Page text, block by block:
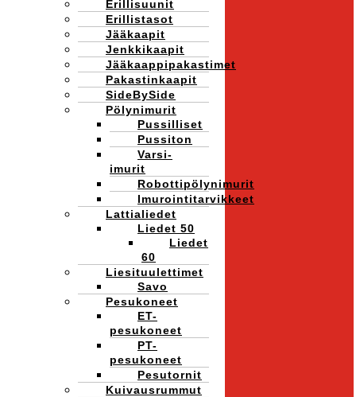
Erillisuunit
Erillistasot
Jääkaapit
Jenkkikaapit
Jääkaappipakastimet
Pakastinkaapit
SideBySide
Pölynimurit
Pussilliset
Pussiton
Varsi-
imurit
Robottipölynimurit
Imurointitarvikkeet
Lattialiedet
Liedet 50
Liedet
60
Liesituulettimet
Savo
Pesukoneet
ET-
pesukoneet
PT-
pesukoneet
Pesutornit
Kuivausrummut